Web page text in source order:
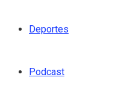
Deportes
Podcast